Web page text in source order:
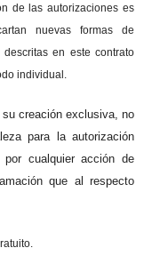
de las autorizaciones es
nuevas formas de
en este contrato
individual.
creación exclusiva, no
para la autorización
por cualquier acción de
que al respecto